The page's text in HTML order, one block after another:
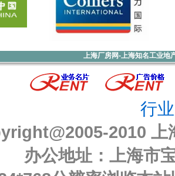
上海厂房网-上海知名工业地
行
2010 上
办公地址：上海市